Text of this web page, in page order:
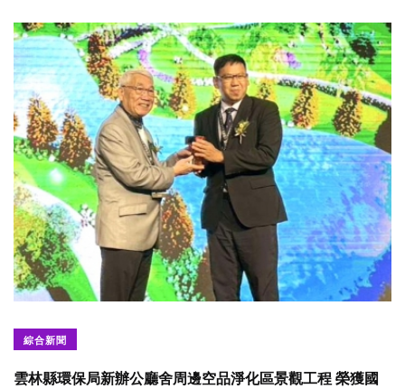
綜合新聞
雲林縣環保局新辦公廳舍周邊空品淨化區景觀工程 榮獲國